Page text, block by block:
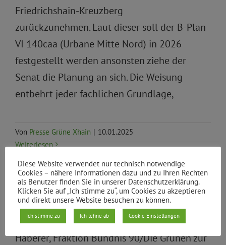
Friedrichshain-Kreuzberg
zurückzunehmen. Laut dieser soll der B-Plan
VI 140caa (Urbane Mitte Nord) in 2026
festgestellt werden ansonsten ziehe der
Senat die Planung an sich. Die Weisung
entbehrt jeder fachlichen Grundlage,
Von Presse Grüne Xhain | 10.01.2025
Weiterlesen
Vorkaufsfall Schöni19 (DS/1429/VI)
Mündliche Anfrage gestellt von Maria
Haberer, Fraktion Bündnis 90/Die Grünen zur
Diese Website verwendet nur technisch notwendige
Cookies – nähere Informationen dazu und zu Ihren Rechten
als Benutzer finden Sie in unserer Datenschutzerklärung.
Klicken Sie auf „Ich stimme zu“, um Cookies zu akzeptieren
und direkt unsere Website besuchen zu können.
Ich stimme zu Ich lehne ab Cookie Einstellungen